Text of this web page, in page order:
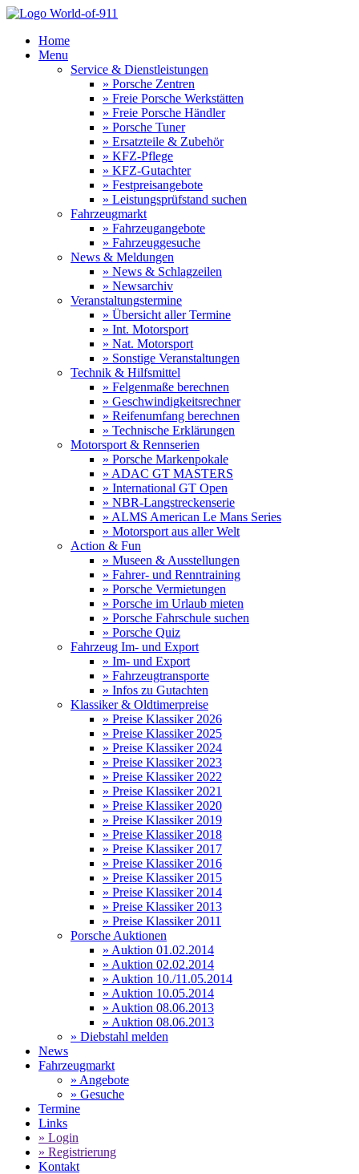
Home
Menu
Service & Dienstleistungen
» Porsche Zentren
» Freie Porsche Werkstätten
» Freie Porsche Händler
» Porsche Tuner
» Ersatzteile & Zubehör
» KFZ-Pflege
» KFZ-Gutachter
» Festpreisangebote
» Leistungsprüfstand suchen
Fahrzeugmarkt
» Fahrzeugangebote
» Fahrzeuggesuche
News & Meldungen
» News & Schlagzeilen
» Newsarchiv
Veranstaltungstermine
» Übersicht aller Termine
» Int. Motorsport
» Nat. Motorsport
» Sonstige Veranstaltungen
Technik & Hilfsmittel
» Felgenmaße berechnen
» Geschwindigkeitsrechner
» Reifenumfang berechnen
» Technische Erklärungen
Motorsport & Rennserien
» Porsche Markenpokale
» ADAC GT MASTERS
» International GT Open
» NBR-Langstreckenserie
» ALMS American Le Mans Series
» Motorsport aus aller Welt
Action & Fun
» Museen & Ausstellungen
» Fahrer- und Renntraining
» Porsche Vermietungen
» Porsche im Urlaub mieten
» Porsche Fahrschule suchen
» Porsche Quiz
Fahrzeug Im- und Export
» Im- und Export
» Fahrzeugtransporte
» Infos zu Gutachten
Klassiker & Oldtimerpreise
» Preise Klassiker 2026
» Preise Klassiker 2025
» Preise Klassiker 2024
» Preise Klassiker 2023
» Preise Klassiker 2022
» Preise Klassiker 2021
» Preise Klassiker 2020
» Preise Klassiker 2019
» Preise Klassiker 2018
» Preise Klassiker 2017
» Preise Klassiker 2016
» Preise Klassiker 2015
» Preise Klassiker 2014
» Preise Klassiker 2013
» Preise Klassiker 2011
Porsche Auktionen
» Auktion 01.02.2014
» Auktion 02.02.2014
» Auktion 10./11.05.2014
» Auktion 10.05.2014
» Auktion 08.06.2013
» Auktion 08.06.2013
» Diebstahl melden
News
Fahrzeugmarkt
» Angebote
» Gesuche
Termine
Links
» Login
» Registrierung
Kontakt